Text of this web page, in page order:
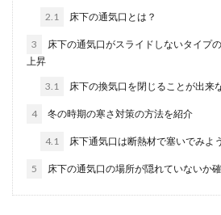
ということが...
水道の蛇口から
している場合、一体
しているのか...
2.1 床下の通気口とは？
3
床下の通気口がスライドしないタイプ
上昇
3.1 床下の換気口を閉じることが出来
4 冬の時期の寒さ対策の方法を紹介
4.1 床下通気口は断熱材で塞いでみよう
5 床下の通気口の場所が隠れていないか